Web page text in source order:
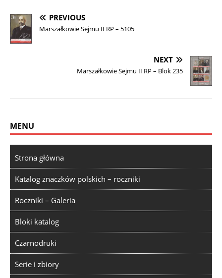
PREVIOUS
Marszałkowie Sejmu II RP – 5105
NEXT
Marszałkowie Sejmu II RP – Blok 235
MENU
Strona główna
Katalog znaczków polskich – roczniki
Roczniki – Galeria
Bloki katalog
Czarnodruki
Serie i zbiory